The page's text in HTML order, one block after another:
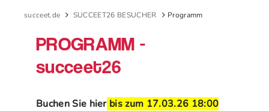
succeet.de SUCCEET26 BESUCHER Programm
PROGRAMM -
succeet26
Buchen Sie hierbis zum 17.03.26 18:00